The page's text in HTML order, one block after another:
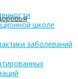
школе
заболеваний